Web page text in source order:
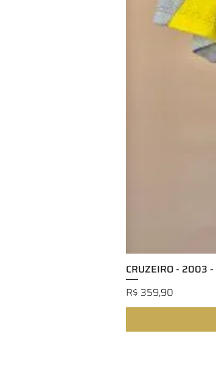
CRUZEIRO - 2003 -
Preço
R$ 359,90